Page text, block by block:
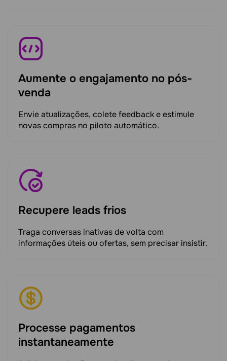
Aumente o engajamento no pós-
venda
Envie atualizações, colete feedback e estimule
novas compras no piloto automático.
Recupere leads frios
Traga conversas inativas de volta com
informações úteis ou ofertas, sem precisar insistir.
Processe pagamentos
instantaneamente